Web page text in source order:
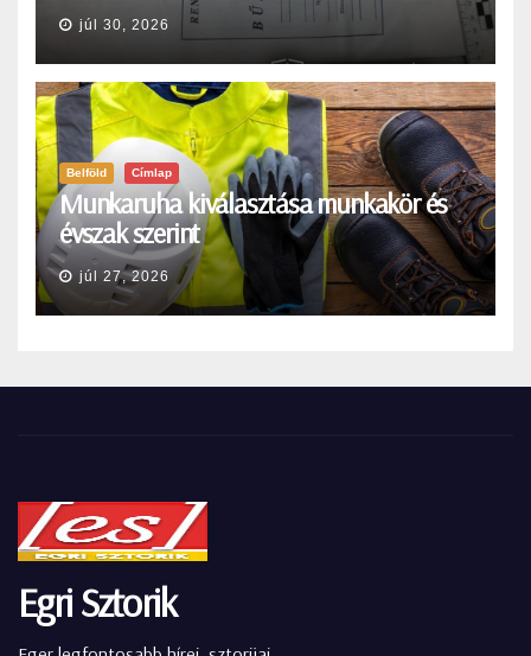
júl 30, 2026
Belföld Címlap
Munkaruha kiválasztása munkakör és
évszak szerint
júl 27, 2026
Egri Sztorik